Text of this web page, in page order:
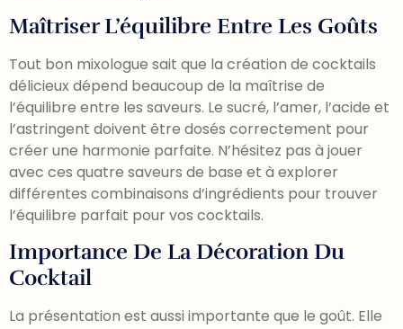
Maîtriser L’équilibre Entre Les Goûts
Tout bon mixologue sait que la création de cocktails
délicieux dépend beaucoup de la maîtrise de
l’équilibre entre les saveurs. Le sucré, l’amer, l’acide et
l’astringent doivent être dosés correctement pour
créer une harmonie parfaite. N’hésitez pas à jouer
avec ces quatre saveurs de base et à explorer
différentes combinaisons d’ingrédients pour trouver
l’équilibre parfait pour vos cocktails.
Importance De La Décoration Du
Cocktail
La présentation est aussi importante que le goût. Elle